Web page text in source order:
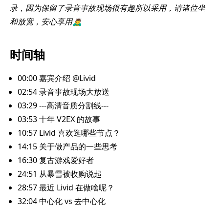
录，因为保留了录音事故现场很有趣所以采用，请诸位坐
和放宽，安心享用🙇‍♂️
时间轴
00:00嘉宾介绍 @Livid
02:54录音事故现场大放送
03:29---高清音质分割线---
03:53十年 V2EX 的故事
10:57 Livid 喜欢逛哪些节点？
14:15 关于做产品的一些思考
16:30复古游戏爱好者
24:51 从暴雪被收购说起
28:57最近 Livid 在做啥呢？
32:04中心化 vs 去中心化